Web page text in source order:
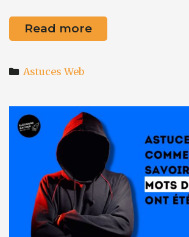
Read moreAstuce
web
véritable
génie
des
mathématiques
avec
Cymath!
Categories
Astuces Web